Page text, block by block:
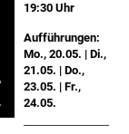
19:30 Uhr
Aufführungen:
Mo., 20.05. | Di.,
21.05. | Do.,
23.05. | Fr.,
24.05.